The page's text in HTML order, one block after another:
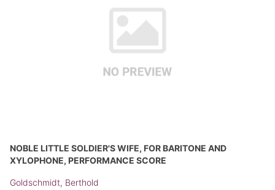
NOBLE LITTLE SOLDIER'S WIFE, FOR BARITONE AND
XYLOPHONE, PERFORMANCE SCORE
Goldschmidt, Berthold